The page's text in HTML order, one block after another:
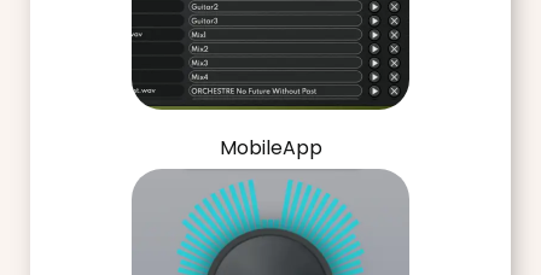
MobileApp